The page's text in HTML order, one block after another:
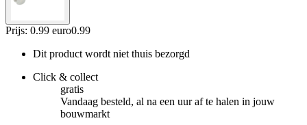
Prijs: 0.99 euro0.99
Dit product wordt niet thuis bezorgd
Click & collect
gratis
Vandaag besteld, al na een uur af te halen in jouw
bouwmarkt